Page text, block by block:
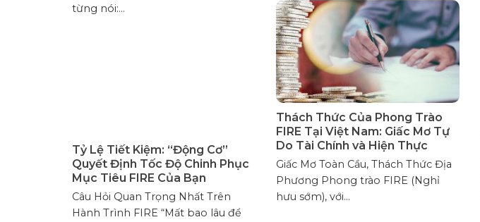
từng nói:...
Thách Thức Của Phong Trào
FIRE Tại Việt Nam: Giấc Mơ Tự
Do Tài Chính và Hiện Thực
Giấc Mơ Toàn Cầu, Thách Thức Địa
Phương Phong trào FIRE (Nghỉ
hưu sớm), với...
Tỷ Lệ Tiết Kiệm: “Động Cơ”
Quyết Định Tốc Độ Chinh Phục
Mục Tiêu FIRE Của Bạn
Câu Hỏi Quan Trọng Nhất Trên
Hành Trình FIRE “Mất bao lâu để